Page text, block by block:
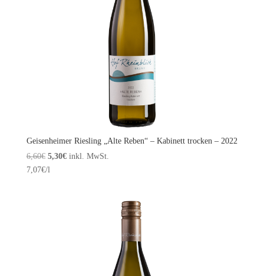
Geisenheimer Riesling „Alte Reben“ – Kabinett trocken – 2022
6,60€ Ursprünglicher
Preis
5,30€Aktueller
inkl. MwSt.
7,07€/l